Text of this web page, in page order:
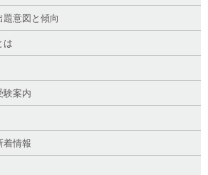
意図と傾向
は
験案内
着情報